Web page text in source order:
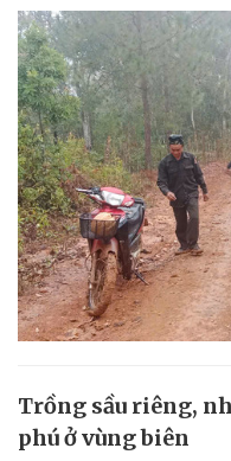
Trồng sầu riêng,
phú ở vùng biên